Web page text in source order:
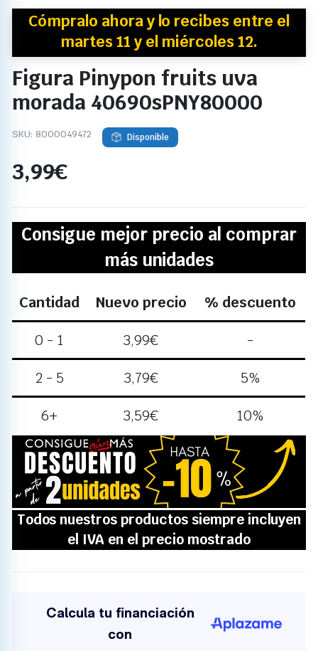
Cómpralo ahora y lo recibes entre el
martes 11 y el miércoles 12.
Figura Pinypon fruits uva
morada 40690sPNY80000
SKU: 8000049472 Disponible
3,99€
Consigue mejor precio al comprar
más unidades
Cantidad Nuevo precio % descuento
0 - 1 3,99€ -
2 - 5 3,79€ 5%
6+ 3,59€ 10%